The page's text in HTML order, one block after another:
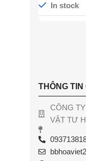
In stock
THÔNG TIN
CÔNG
VẬT TƯ